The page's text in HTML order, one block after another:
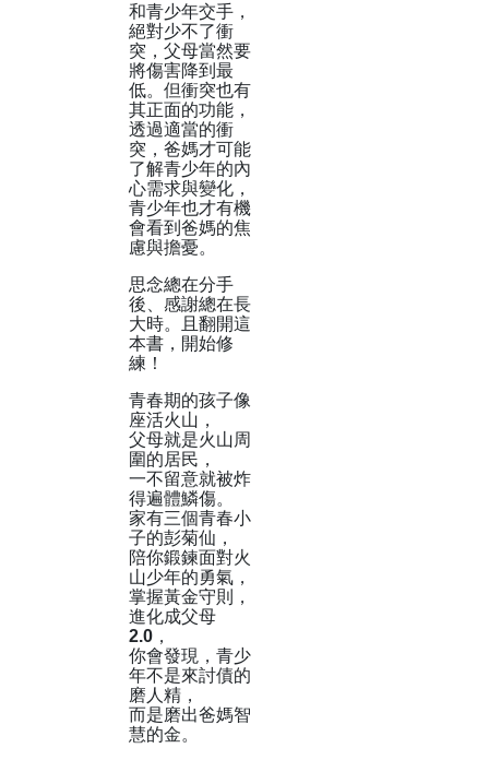
和青少年交手，
絕對少不了衝
突，父母當然要
將傷害降到最
低。但衝突也有
其正面的功能，
透過適當的衝
突，爸媽才可能
了解青少年的內
心需求與變化，
青少年也才有機
會看到爸媽的焦
慮與擔憂。
思念總在分手
後、感謝總在長
大時。且翻開這
本書，開始修
練！
青春期的孩子像
座活火山，
父母就是火山周
圍的居民，
一不留意就被炸
得遍體鱗傷。
家有三個青春小
子的彭菊仙，
陪你鍛鍊面對火
山少年的勇氣，
掌握黃金守則，
進化成父母
2.0，
你會發現，青少
年不是來討債的
磨人精，
而是磨出爸媽智
慧的金。